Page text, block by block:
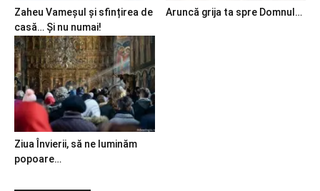
Zaheu Vameșul și sfințirea de
casă… Și nu numai!
Aruncă grija ta spre Domnul…
Ziua Învierii, să ne luminăm
popoare…